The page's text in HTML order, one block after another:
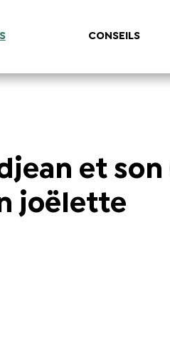
CONSEILS
et son
joëlette